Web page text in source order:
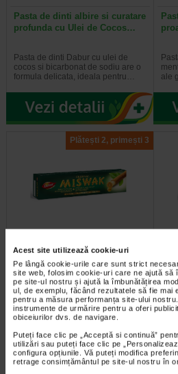
Acest site utilizează cookie-uri
Pe lângă cookie-urile care sunt strict
site web, folosim cookie-uri care ne ajută să
pe site-ul nostru și ajută la îmbunătățirea
ul, de exemplu, făcând rezultatele să fie mai
pentru a măsura performanța site-ului
instrumente de urmărire pentru a oferi
obiceiurilor dvs. de navigare.
Puteți face clic pe „Acceptă si continuă”
utilizări sau puteți face clic pe
configura opțiunile. Vă puteți modifica
retrage consimțământul pe site-ul nostru în
Pasta de dinti albire si curatare
profunda cu Ulei de Cocos…
Pasta de dinti Dabur cu ulei de
cocos si bicarbonat de sodiu are o
formula delicata, ideala pentru…
ale
Plătești 2, primești 3
Pasta de dinti gingii sanatoase
si dinti puternici cu Miswak…
Inspirata din traditia ayurvedica a
utilizarii betisorului de miswak,
aceasta pasta de dinti ofera…
este
Plătești 2, primești 3